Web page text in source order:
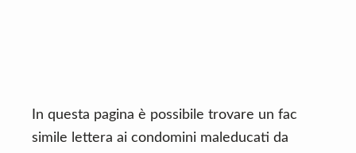
In questa pagina è possibile trovare un fac
simile lettera ai condomini maleducati da